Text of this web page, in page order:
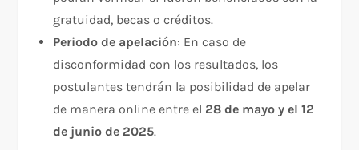
gratuidad, becas o créditos.
Periodo de apelación: En caso de
disconformidad con los resultados, los
postulantes tendrán la posibilidad de apelar
de manera online entre el 28 de mayo y el 12
de junio de 2025.